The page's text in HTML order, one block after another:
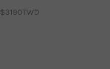
$3190TWD